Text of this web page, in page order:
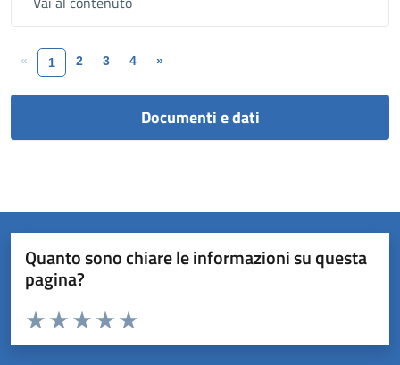
« 1 2 3 4 »
Documenti e dati
Quanto sono chiare le informazioni su questa
pagina?
Valuta da 1 a 5 stelle la pagina
Valuta 5 stelle su 5
Valuta 4 stelle su 5
Valuta 3 stelle su 5
Valuta 2 stelle su 5
Valuta 1 stelle su 5